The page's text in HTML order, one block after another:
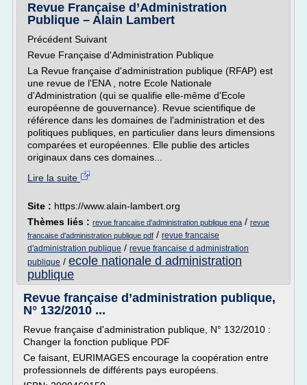
Revue Française d’Administration
Publique – Alain Lambert
Précédent Suivant
Revue Française d'Administration Publique
La Revue française d'administration publique (RFAP) est
une revue de l'ENA , notre Ecole Nationale
d'Administration (qui se qualifie elle-même d'Ecole
européenne de gouvernance). Revue scientifique de
référence dans les domaines de l'administration et des
politiques publiques, en particulier dans leurs dimensions
comparées et européennes. Elle publie des articles
originaux dans ces domaines...
Lire la suite
Site : https://www.alain-lambert.org
Thèmes liés : revue francaise d'administration publique ena / revue
francaise d'administration publique pdf / revue francaise
d'administration publique / revue francaise d administration
publique / ecole nationale d administration
publique
Revue française d’administration publique,
N° 132/2010 ...
Revue française d'administration publique, N° 132/2010 :
Changer la fonction publique PDF
Ce faisant, EURIMAGES encourage la coopération entre
professionnels de différents pays européens.